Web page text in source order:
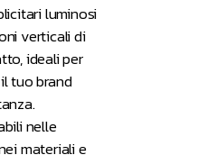
luminosi
verticali di
ideali per
tuo brand
nelle
materiali e